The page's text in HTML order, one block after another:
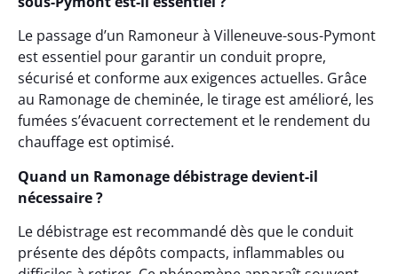
Le passage d’un Ramoneur à Villeneuve-sous-Pymont
est essentiel pour garantir un conduit propre,
sécurisé et conforme aux exigences actuelles. Grâce
au Ramonage de cheminée, le tirage est amélioré, les
fumées s’évacuent correctement et le rendement du
chauffage est optimisé.
Quand un Ramonage débistrage devient-il
nécessaire ?
Le débistrage est recommandé dès que le conduit
présente des dépôts compacts, inflammables ou